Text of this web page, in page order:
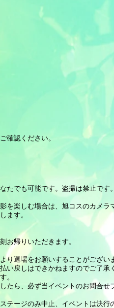
確認ください。
たでも可能です。盗撮は禁止です
を楽しむ場合は、旭コスのカメラ
ます。
お帰りいただきます。
り退場をお願いすることがござい
戻しはできかねますのでご了承
。
たら、必ず当イベントのお問合せ
テージのみ中止、イベントは決行